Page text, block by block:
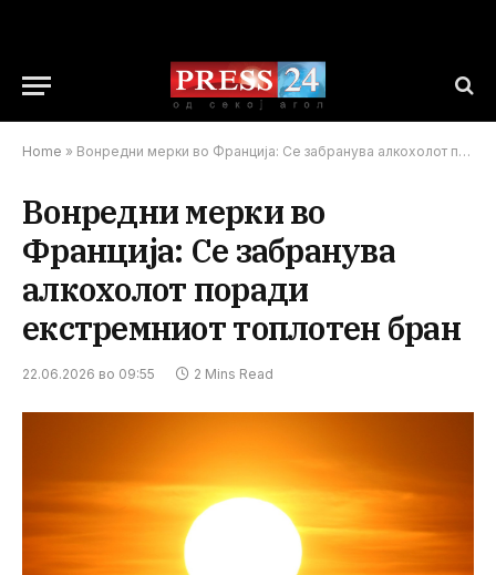
Home » Вонредни мерки во Франција: Се забранува алкохолот поради екстремниот топлотен бран
Вонредни мерки во
Франција: Се забранува
алкохолот поради
екстремниот топлотен бран
22.06.2026 во 09:55 2 Mins Read